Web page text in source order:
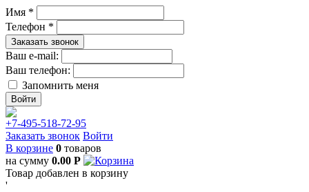
Имя *
Телефон *
Заказать звонок
Ваш e-mail:
Ваш телефон:
Запомнить меня
+7-495-518-72-95
Заказать звонок Войти
В корзине 0 товаров
на сумму 0.00 Р
Товар добавлен в корзину
'